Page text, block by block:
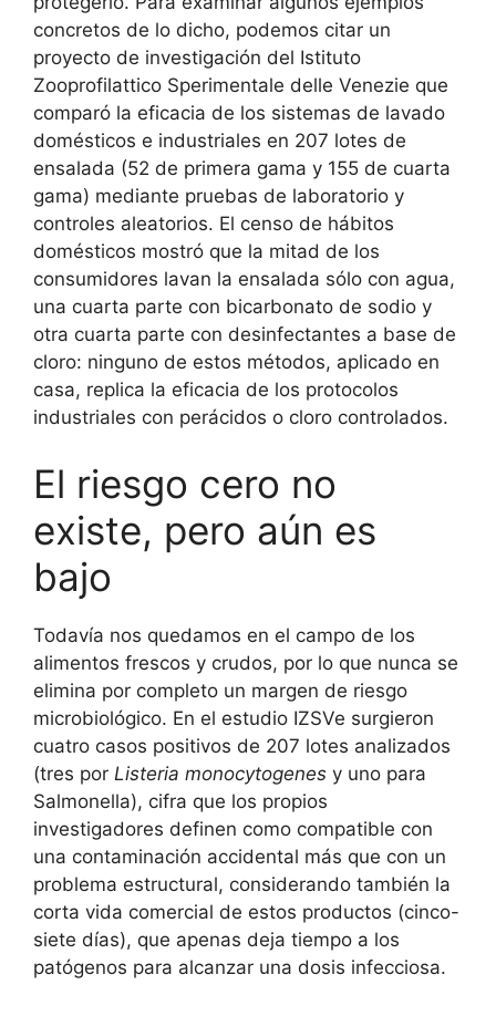
concretos de lo dicho, podemos citar un
proyecto de investigación del Istituto
Zooprofilattico Sperimentale delle Venezie que
comparó la eficacia de los sistemas de lavado
domésticos e industriales en 207 lotes de
ensalada (52 de primera gama y 155 de cuarta
gama) mediante pruebas de laboratorio y
controles aleatorios. El censo de hábitos
domésticos mostró que la mitad de los
consumidores lavan la ensalada sólo con agua,
una cuarta parte con bicarbonato de sodio y
otra cuarta parte con desinfectantes a base de
cloro: ninguno de estos métodos, aplicado en
casa, replica la eficacia de los protocolos
industriales con perácidos o cloro controlados.
El riesgo cero no
existe, pero aún es
bajo
Todavía nos quedamos en el campo de los
alimentos frescos y crudos, por lo que nunca se
elimina por completo un margen de riesgo
microbiológico. En el estudio IZSVe surgieron
cuatro casos positivos de 207 lotes analizados
(tres por Listeria monocytogenes y uno para
Salmonella), cifra que los propios
investigadores definen como compatible con
una contaminación accidental más que con un
problema estructural, considerando también la
corta vida comercial de estos productos (cinco-
siete días), que apenas deja tiempo a los
patógenos para alcanzar una dosis infecciosa.